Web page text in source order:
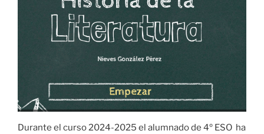
Durante el curso 2024-2025 el alumnado de 4º ESO ha